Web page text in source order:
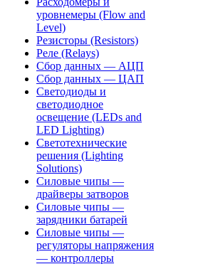
уровнемеры (Flow and
Level)
Резисторы (Resistors)
Реле (Relays)
Сбор данных — АЦП
Сбор данных — ЦАП
Светодиоды и
светодиодное
освещение (LEDs and
LED Lighting)
Светотехнические
решения (Lighting
Solutions)
Силовые чипы —
драйверы затворов
Силовые чипы —
зарядники батарей
Силовые чипы —
регуляторы напряжения
— контроллеры